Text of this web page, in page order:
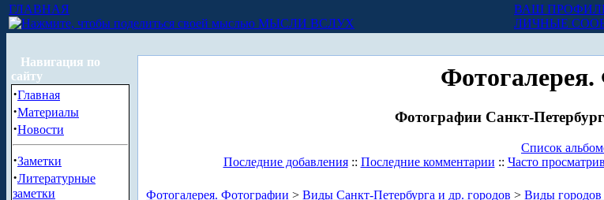
ГЛАВНАЯ
МЫСЛИ ВСЛУХ
ВАШ
ЛИЧНЫЕ
Навигация по
сайту
·Главная
·Материалы
·Новости
·Заметки
·Литературные
заметки
Фотографии Санкт-
Список
Последние добавления:: Последние комментарии :: Часто
Фотогалерея. Фотографии > Виды Санкт-Петербурга и др. городов > Виды городов